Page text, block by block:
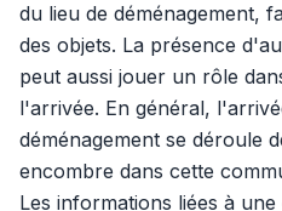
du lieu de déménagement,
des objets. La présence
peut aussi jouer un rôle
l'arrivée. En général,
déménagement se déroule
encombre dans cette
Les informations liées à